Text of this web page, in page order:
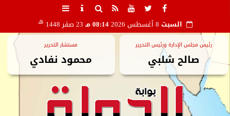
السبت 08:14 مـ 23 صفر 1448 هـ
رئيس مجلس الإدارة ورئيس التحرير
صالح شلبي
مستشار التحرير
محمود نفادي